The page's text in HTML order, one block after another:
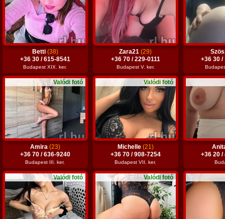
Betti (38)
+36 30 / 615-8541
Budapest XIX. ker.
Zara21(29)
+36 70 / 229-0111
Budapest V. ker.
+36 30 /
Valódi fotó
Amira (23)
+36 70 / 636-9240
Budapest III. ker.
Valódi fotó
Michelle (21)
+36 70 / 908-7254
Budapest VII. ker.
+36 20 /
Valódi fotó Valódi fotó